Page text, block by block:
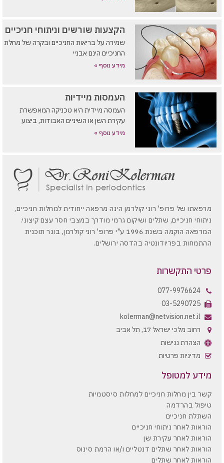
הקצעות שורשים וניתוחי חניכיים
שמירה על בריאות החניכיים ובקרה של מחלת
החניכיים הינם אבניי
מידע נוסף »
העמסות מיידיות
העמסה מיידית היא טכניקה המאפשרת
עקירת השן או השיניים האבודות, ביצוע
מידע נוסף »
מידע למטופל
קשר בין מחלות חניכיים למחלות סיסטמיות
טיפול בהרדמה
השתלת חניכיים
הוראות לאחר ניתוחי חניכיים
הוראות לאחר עקירת שן
הוראות לאחר שתלים דנטליים ו/או הרמת סינוס
הוראות לאחר שתלים
פרטי התקשרות
077-9976624
03-5290725
kolerman@netvision.net.il
רחוב מלכי ישראל 17, תל אביב
הצהרת נגישות
מדיניות פרטיות
מרפאתו של פרופ' רוני קולרמן הינה מרפאה ייחודית למחלות חניכיים,
ניתוחי חניכיים, שתלים ושיקום גרמי מודרך במצבי חסר עצם קיצוני.
המרפאה הוקמה בשנת 1996 ע"י פרופ' רוני קולרמן, בוגר תוכנית
ההתמחות בפריודונטיה בהדסה ירושלים.